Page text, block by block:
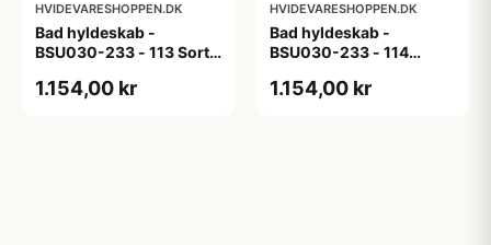
HVIDEVARESHOPPEN.DK
Bad hyldeskab -
BSU030-233 - 113 Sort
1.154,00 kr
HVIDEVARESHOPPEN.DK
Bad hyldeskab -
BSU030-233 - 114
m/eg ABS-kant
1.154,00 kr